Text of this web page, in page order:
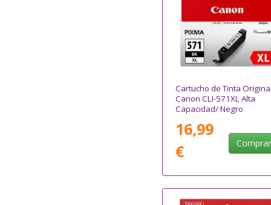
Cartucho de Tinta
Canon CLI-571XL Alta
Capacidad/ Negro
16,99
€
Comprar